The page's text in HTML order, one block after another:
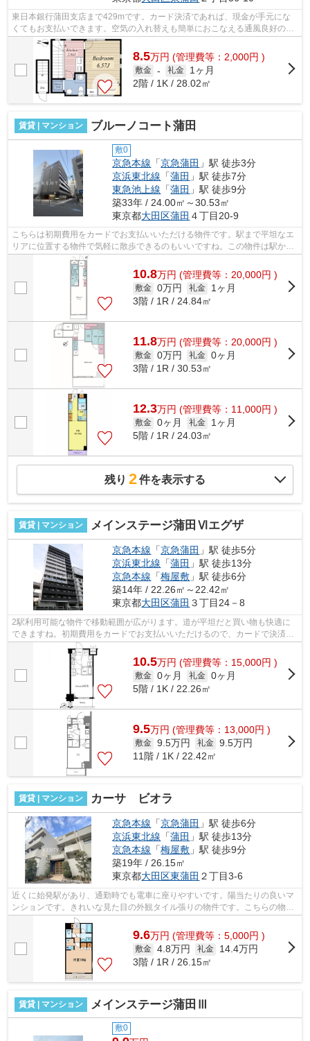
東日本銀行蒲田支店まで429mです。カード決済であれば、現金が手元にな
くてもお支払いできます。空気の入れ替えも簡単におこなえる通風良好の物
件です。駅徒歩6分に駅が立地する物件な...
8.5万円 (管理費等：2,000円 )
敷金 - 礼金
1ヶ月
2階 / 1K / 28.02㎡
賃貸 | マンション ブルーノコート蒲田
敷0
京急本線 「京急蒲田 」駅 徒歩3分
京浜東北線 「蒲田 」駅 徒歩7分
東急池上線 「蒲田 」駅 徒歩9分
築33年 / 24.00㎡～30.53㎡
東京都大田区蒲田 ４丁目20-9
こちらは初期費用をカードでお支払いいただける物件です。駅まで平坦なエ
リアに位置する物件で気軽に散歩できるのもいいですね。この物件は駅から
徒歩3分のマンションです。2駅利用可...
10.8万円 (管理費等：20,000円 )
敷金 0万円 礼金
1ヶ月
3階 / 1R / 24.84㎡
11.8万円 (管理費等：20,000円 )
敷金 0万円 礼金 0ヶ月
3階 / 1R / 30.53㎡
12.3万円 (管理費等：11,000円 )
敷金 0ヶ月 礼金
1ヶ月
5階 / 1R / 24.03㎡
残り 2件を表示する
賃貸 | マンション メインステージ蒲田Ⅵエグザ
京急本線 「京急蒲田 」駅 徒歩5分
京浜東北線 「蒲田 」駅 徒歩13分
京急本線 「梅屋敷 」駅 徒歩6分
築14年 / 22.26㎡～22.42㎡
東京都大田区蒲田 ３丁目24－8
2駅利用可能な物件で移動範囲が広がります。道が平坦だと買い物も快適に
できますね。初期費用をカードでお支払いいただけるので、カードで決済し
たい方にもおすすめです。マンションの...
10.5万円 (管理費等：15,000円 )
敷金 0ヶ月 礼金 0ヶ月
5階 / 1K / 22.26㎡
9.5万円 (管理費等：13,000円 )
敷金 9.5万円 礼金 9.5万円
11階 / 1K / 22.42㎡
賃貸 | マンション カーサ ビオラ
京急本線 「京急蒲田 」駅 徒歩6分
京浜東北線 「蒲田 」駅 徒歩13分
京急本線 「梅屋敷 」駅 徒歩9分
築19年 / 26.15㎡
東京都大田区東蒲田 ２丁目3-6
近くに始発駅があり、通勤時でも電車に座りやすいです。陽当たりの良いマ
ンションです。きれいな見た目の外観タイル張りの物件です。こちらの物件
では初期費用をカードでお支払いいた...
9.6万円 (管理費等：5,000円 )
敷金 4.8万円 礼金
14.4万円
3階 / 1R / 26.15㎡
賃貸 | マンション メインステージ蒲田Ⅲ
敷0